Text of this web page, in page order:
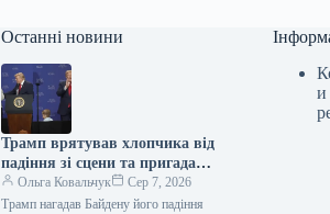
Останні новини
Трамп врятував хлопчика від
падіння зі сцени та пригадав
Байдена (відео)
Ольга Ковальчук
Сер 7, 2026
Трамп нагадав Байдену його падіння
и